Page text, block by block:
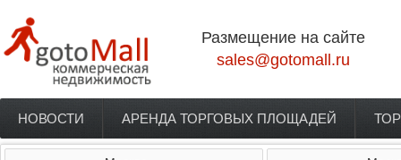
Размещение на сайте
sales@gotomall.ru
Главное меню
НОВОСТИ АРЕНДА ТОРГОВЫХ ПЛОЩАДЕЙ